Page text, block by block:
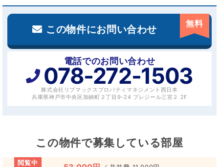
この物件にお問い合わせ 無料
電話でのお問い合わせ
078-272-1503
株式会社リブマックスプロパティマネジメント西日本
兵庫県神戸市中央区加納町２丁目9-24 プレジール三宮２ 2F
この物件で募集している部屋
閲覧中